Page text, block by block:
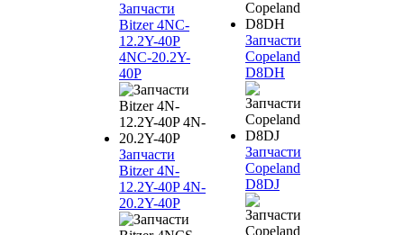
Запчасти
Bitzer 4NC-
12.2Y-40P
4NC-20.2Y-
40P
Запчасти
Bitzer 4N-
12.2Y-40P 4N-
20.2Y-40P
Запчасти
Copeland
D8DH
Запчасти
Copeland
D8DJ